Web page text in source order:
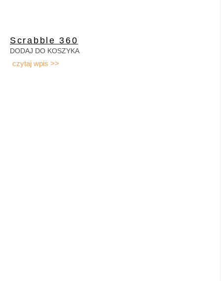
Scrabble 360
DODAJ DO KOSZYKA
czytaj wpis >>